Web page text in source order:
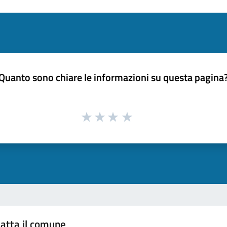
sono chiare le informazioni su questa
il comune